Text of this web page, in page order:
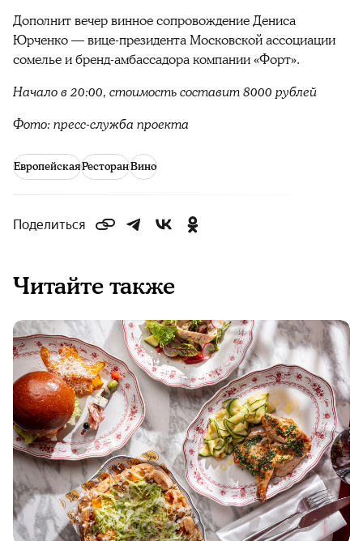
Дополнит вечер винное сопровождение Дениса
Юрченко — вице-президента Московской ассоциации
сомелье и бренд-амбассадора компании «Форт».
Начало в 20:00, стоимость составит 8000 рублей
Фото: пресс-служба проекта
ЕвропейскаяРесторанВино
Поделиться
Читайте также